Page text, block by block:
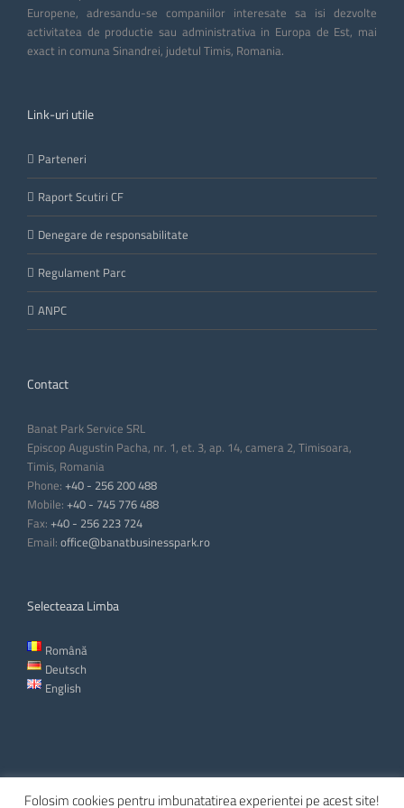
Europene, adresandu-se companiilor interesate sa isi dezvolte
activitatea de productie sau administrativa in Europa de Est, mai
exact in comuna Sinandrei, judetul Timis, Romania.
Link-uri utile
Parteneri
Raport Scutiri CF
Denegare de responsabilitate
Regulament Parc
ANPC
Contact
Banat Park Service SRL
Episcop Augustin Pacha, nr. 1, et. 3, ap. 14, camera 2, Timisoara,
Timis, Romania
Phone:+40 - 256 200 488
Mobile:+40 - 745 776 488
Fax:+40 - 256 223 724
Email:office@banatbusinesspark.ro
Selecteaza Limba
Română
Deutsch
English
Folosim cookies pentru imbunatatirea experientei pe acest site!